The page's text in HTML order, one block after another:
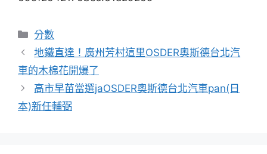
分
類
分數
地鐵直達！廣州芳村這里OSDER奧斯德台北汽
車的木棉花開爆了
高市早苗當選jaOSDER奧斯德台北汽車pan(日
本)新任輔弼